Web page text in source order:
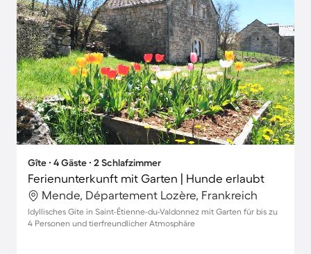
Gîte ∙ 4 Gäste ∙ 2 Schlafzimmer
Ferienunterkunft mit Garten | Hunde erlaubt
Mende, Département Lozère, Frankreich
Idyllisches Gite in Saint-Étienne-du-Valdonnez mit Garten für bis zu
4 Personen und tierfreundlicher Atmosphäre